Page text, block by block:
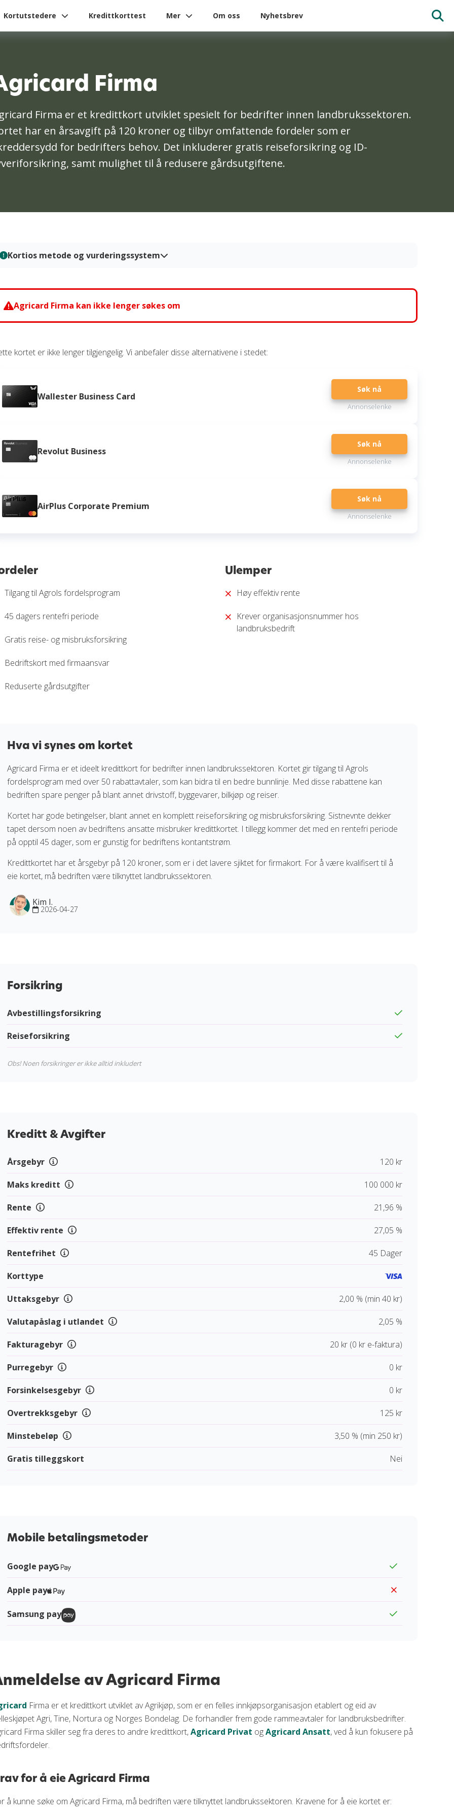
Kortutstedere Kredittkorttest Mer Om oss Nyhetsbrev
Firma
Firma er et kredittkort utviklet spesielt for bedrifter innen landbrukssektoren.
har en årsavgift på 120 kroner og tilbyr omfattende fordeler som er
for bedrifters behov. Det inkluderer gratis reiseforsikring og ID-
samt mulighet til å redusere gårdsutgiftene.
Kortios metode og vurderingssystem
ned i flere viktige kategorier slik at du enkelt kan sammenligne fordeler, kostnader og vilkår. Alle vurderinger er
basert på verifisert informasjon, praktiske tester og redaksjonell analyse. Målet vårt er å gi deg et trygt og informert
grunnlag når du skal velge kredittkort.
Agricard Firma kan ikke lenger søkes om
kortet er ikke lenger tilgjengelig. Vi anbefaler disse alternativene i stedet:
Wallester Business Card
Søk nå
Annonselenke
Revolut Business
Søk nå
Annonselenke
AirPlus Corporate Premium
Søk nå
Annonselenke
Tilgang til Agrols fordelsprogram
45 dagers rentefri periode
Gratis reise- og misbruksforsikring
Bedriftskort med firmaansvar
Reduserte gårdsutgifter
Ulemper
Høy effektiv rente
Krever organisasjonsnummer hos
landbruksbedrift
Hva vi synes om kortet
Agricard Firma er et ideelt kredittkort for bedrifter innen landbrukssektoren. Kortet gir tilgang til Agrols
fordelsprogram med over 50 rabattavtaler, som kan bidra til en bedre bunnlinje. Med disse rabattene kan
bedriften spare penger på blant annet drivstoff, byggevarer, bilkjøp og reiser.
Kortet har gode betingelser, blant annet en komplett reiseforsikring og misbruksforsikring. Sistnevnte dekker
tapet dersom noen av bedriftens ansatte misbruker kredittkortet. I tillegg kommer det med en rentefri periode
på opptil 45 dager, som er gunstig for bedriftens kontantstrøm.
Kredittkortet har et årsgebyr på 120 kroner, som er i det lavere sjiktet for firmakort. For å være kvalifisert til å
eie kortet, må bedriften være tilknyttet landbrukssektoren.
Kim I.
2026-04-27
Forsikring
Avbestillingsforsikring
Reiseforsikring
Obs! Noen forsikringer er ikke alltid inkludert
Kreditt & Avgifter
Årsgebyr 120 kr
Maks kreditt 100 000 kr
Rente 21,96 %
Effektiv rente 27,05 %
Rentefrihet 45 Dager
Korttype
Uttaksgebyr 2,00 % (min 40 kr)
Valutapåslag i utlandet 2,05 %
Fakturagebyr 20 kr (0 kr e-faktura)
Purregebyr 0 kr
Forsinkelsesgebyr 0 kr
Overtrekksgebyr 125 kr
Minstebeløp 3,50 % (min 250 kr)
Gratis tilleggskort Nei
Mobile betalingsmetoder
Google pay
Apple pay
Samsung pay
av Agricard Firma
Firma er et kredittkort utviklet av Agrikjøp, som er en felles innkjøpsorganisasjon etablert og eid av
Agri, Tine, Nortura og Norges Bondelag. De forhandler frem gode rammeavtaler for landbruksbedrifter.
Firma skiller seg fra deres to andre kredittkort,Agricard Privat ogAgricard Ansatt, ved å kun fokusere på
for å eie Agricard Firma
å kunne søke om Agricard Firma, må bedriften være tilknyttet landbrukssektoren. Kravene for å eie kortet er: